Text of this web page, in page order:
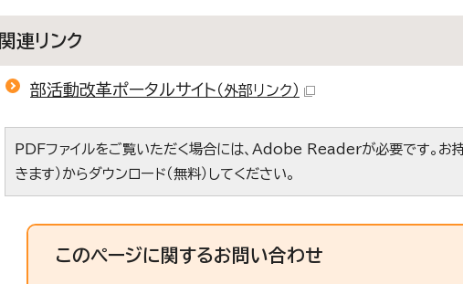
関連リンク
部活動改革ポータルサイト（外部リンク）
PDFファイルをご覧いただく場合には、Adobe Readerが必要です。お持
きます）からダウンロード（無料）してください。
このページに関するお問い合わせ